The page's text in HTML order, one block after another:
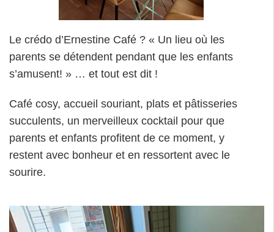
Le crédo d’Ernestine Café ? « Un lieu où les
parents se détendent pendant que les enfants
s’amusent! » … et tout est dit !
Café cosy, accueil souriant, plats et pâtisseries
succulents, un merveilleux cocktail pour que
parents et enfants profitent de ce moment, y
restent avec bonheur et en ressortent avec le
sourire.